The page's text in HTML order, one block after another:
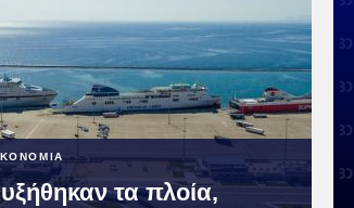
τα πλοία,